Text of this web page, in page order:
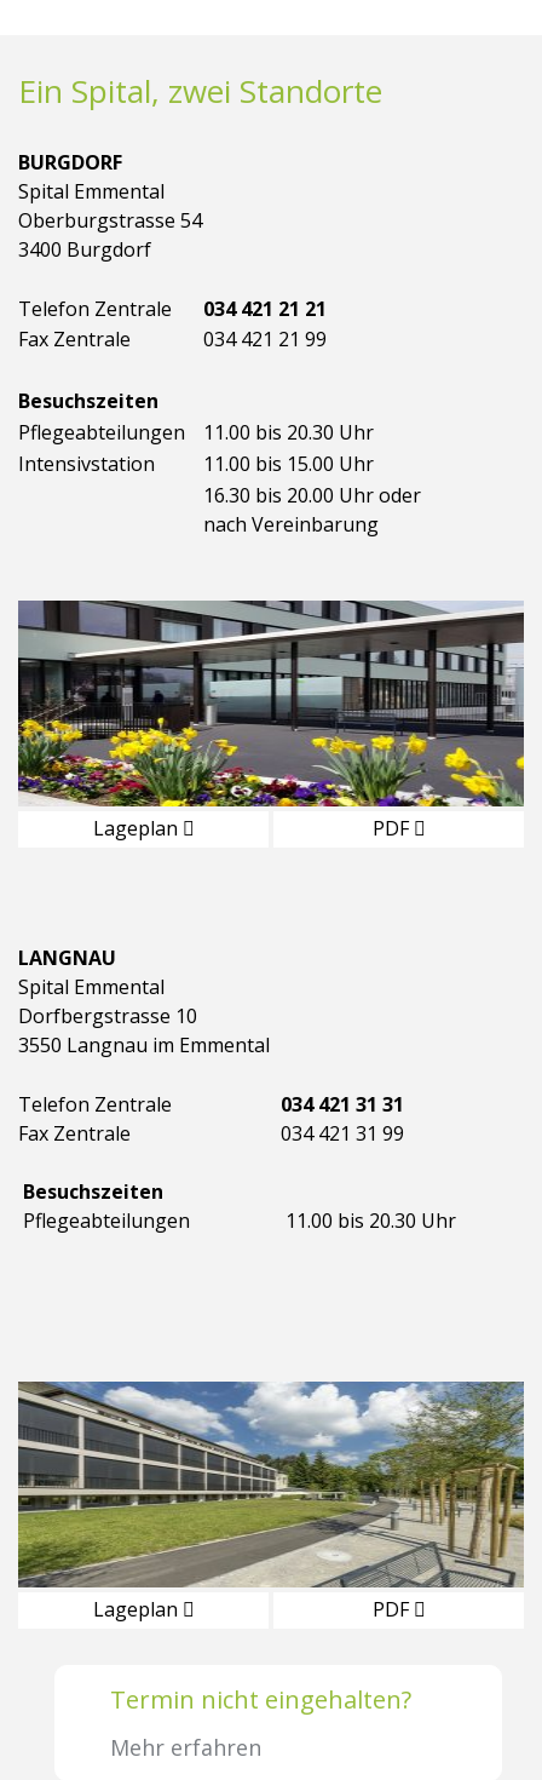
Ein Spital, zwei Standorte
BURGDORF
Spital Emmental
Oberburgstrasse 54
3400 Burgdorf
Telefon Zentrale
034 421 21 21
Fax Zentrale
034 421 21 99
Besuchszeiten
Pflegeabteilungen
11.00 bis 20.30 Uhr
Intensivstation
11.00 bis 15.00 Uhr
16.30 bis 20.00 Uhr oder
nach Vereinbarung
Lageplan PDF
LANGNAU
Spital Emmental
Dorfbergstrasse 10
3550 Langnau im Emmental
Telefon Zentrale
034 421 31 31
Fax Zentrale
034 421 31 99
Besuchszeiten
Pflegeabteilungen
11.00 bis 20.30 Uhr
Lageplan PDF
Termin nicht eingehalten?
Mehr erfahren